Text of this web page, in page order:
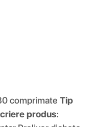
comprimate Tip
produs: